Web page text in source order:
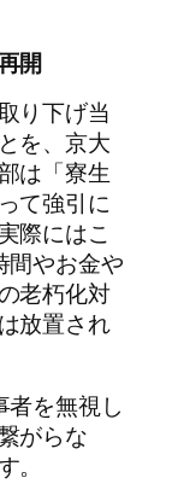
開
り下げ当
を、京大
は「寮生
て強引に
際にはこ
間やお金や
老朽化対
放置され
を無視し
がらな